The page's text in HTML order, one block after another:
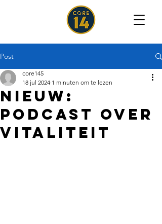
Post
nieuw:
podcast over
vitaliteit
core145
18 jul 2024 1 minuten om te lezen